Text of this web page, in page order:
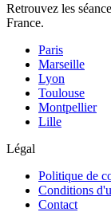
Retrouvez les
France.
Paris
Marseille
Lyon
Toulouse
Montpellier
Lille
Légal
Politique de
Conditions
Contact